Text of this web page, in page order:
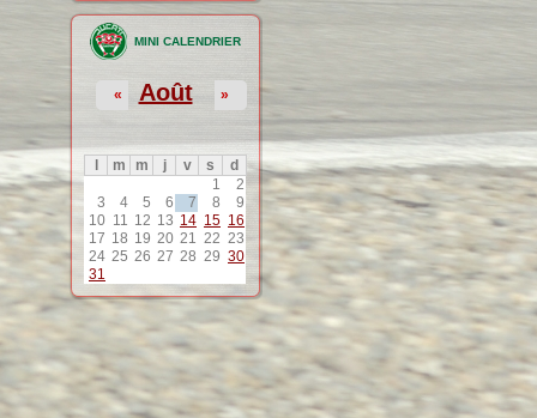
MINI CALENDRIER
Août
« »
m m j v s
d
1
2
3
4 5 6 7 8
9
10 11 12 13 14 15 16
17 18 19 20 21 22 23
24 25 26 27 28 29 30
31